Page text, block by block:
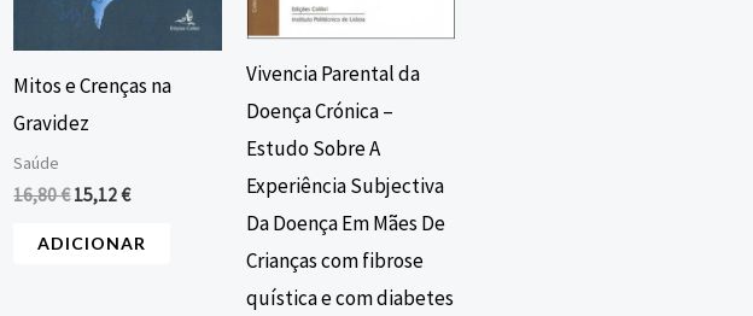
Mitos e Crenças na
Gravidez
Saúde
16,80€15,12€
ADICIONAR
Vivencia Parental da
Doença Crónica –
Estudo Sobre A
Experiência Subjectiva
Da Doença Em Mães De
Crianças com fibrose
quística e com diabetes